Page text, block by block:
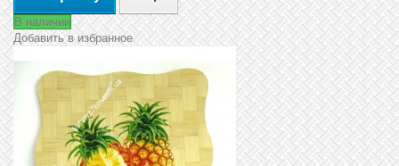
В наличии
Добавить в избранное